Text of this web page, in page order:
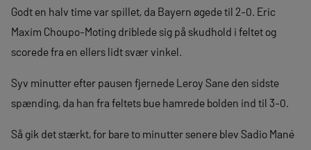
Godt en halv time var spillet, da Bayern øgede til 2-0. Eric
Maxim Choupo-Moting driblede sig på skudhold i feltet og
scorede fra en ellers lidt svær vinkel.
Syv minutter efter pausen fjernede Leroy Sane den sidste
spænding, da han fra feltets bue hamrede bolden ind til 3-0.
Så gik det stærkt, for bare to minutter senere blev Sadio Mané